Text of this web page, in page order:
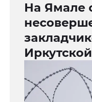
На Ямале